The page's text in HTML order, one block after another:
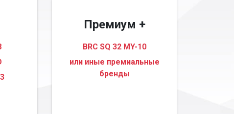
Премиум +
BRC SQ 32 MY-10
или иные премиальные
бренды